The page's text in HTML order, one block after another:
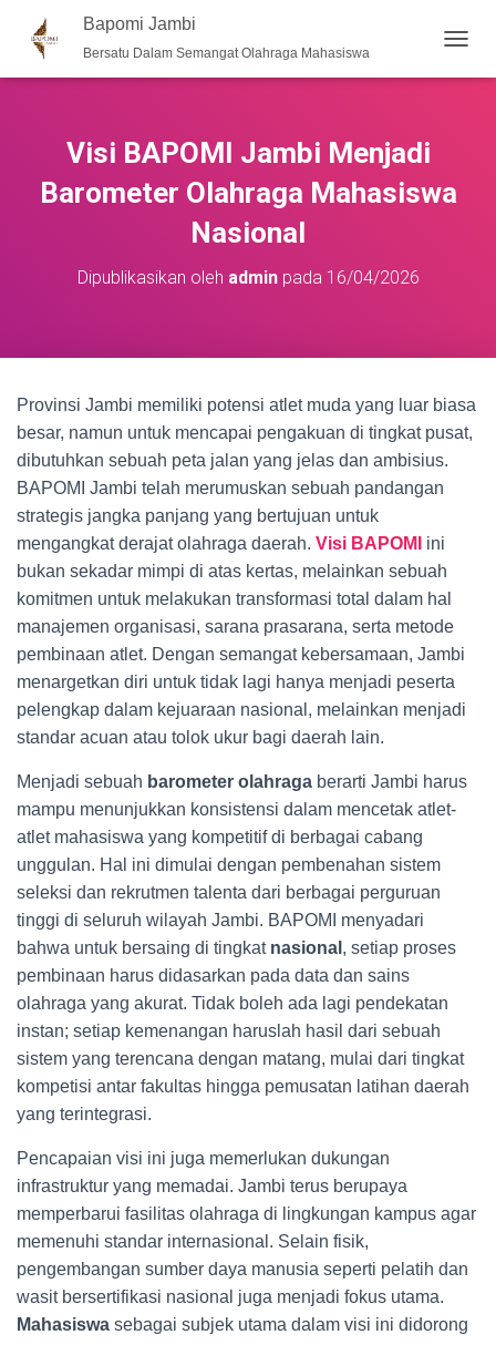
Bapomi Jambi
Bersatu Dalam Semangat Olahraga Mahasiswa
O
A
Visi BAPOMI Jambi Menjadi
Barometer Olahraga Mahasiswa
Nasional
Dipublikasikan oleh adminpada 16/04/2026
Provinsi Jambi memiliki potensi atlet muda yang luar biasa
besar, namun untuk mencapai pengakuan di tingkat pusat,
dibutuhkan sebuah peta jalan yang jelas dan ambisius.
BAPOMI Jambi telah merumuskan sebuah pandangan
strategis jangka panjang yang bertujuan untuk
mengangkat derajat olahraga daerah. Visi BAPOMI
ini
bukan sekadar mimpi di atas kertas, melainkan sebuah
komitmen untuk melakukan transformasi total dalam hal
manajemen organisasi, sarana prasarana, serta metode
pembinaan atlet. Dengan semangat kebersamaan, Jambi
menargetkan diri untuk tidak lagi hanya menjadi peserta
pelengkap dalam kejuaraan nasional, melainkan menjadi
standar acuan atau tolok ukur bagi daerah lain.
Menjadi sebuah barometer olahraga berarti Jambi harus
mampu menunjukkan konsistensi dalam mencetak atlet-
atlet mahasiswa yang kompetitif di berbagai cabang
unggulan. Hal ini dimulai dengan pembenahan sistem
seleksi dan rekrutmen talenta dari berbagai perguruan
tinggi di seluruh wilayah Jambi. BAPOMI menyadari
bahwa untuk bersaing di tingkat nasional , setiap proses
pembinaan harus didasarkan pada data dan sains
olahraga yang akurat. Tidak boleh ada lagi pendekatan
instan; setiap kemenangan haruslah hasil dari sebuah
sistem yang terencana dengan matang, mulai dari tingkat
kompetisi antar fakultas hingga pemusatan latihan daerah
yang terintegrasi.
Pencapaian visi ini juga memerlukan dukungan
infrastruktur yang memadai. Jambi terus berupaya
memperbarui fasilitas olahraga di lingkungan kampus agar
memenuhi standar internasional. Selain fisik,
pengembangan sumber daya manusia seperti pelatih dan
wasit bersertifikasi nasional juga menjadi fokus utama.
Mahasiswa sebagai subjek utama dalam visi ini didorong